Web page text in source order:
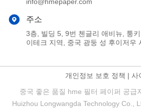
주소
3층, 빌딩 5, 9번 첸글리 애비뉴, 퉁
이테크 지역, 중국 광둥 성 후이저우
개인정보 보호 정책 | 사
중국 좋은 품질 hme 필터 페이퍼 공급
Huizhou Longwangda Technology Co.,